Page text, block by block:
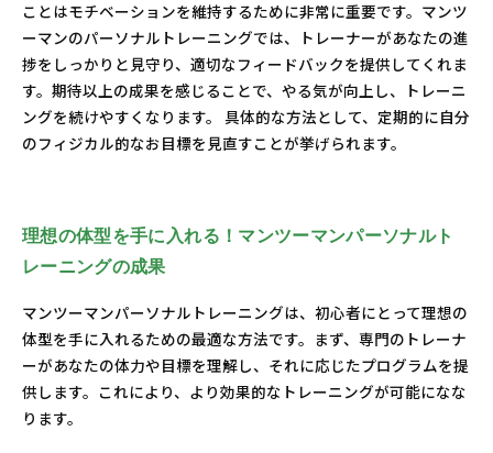
ことはモチベーションを維持するために非常に重要です。マンツ
ーマンのパーソナルトレーニングでは、トレーナーがあなたの進
捗をしっかりと見守り、適切なフィードバックを提供してくれま
す。期待以上の成果を感じることで、やる気が向上し、トレーニ
ングを続けやすくなります。 具体的な方法として、定期的に自分
のフィジカル的なお目標を見直すことが挙げられます。
理想の体型を手に入れる！マンツーマンパーソナルト
レーニングの成果
マンツーマンパーソナルトレーニングは、初心者にとって理想の
体型を手に入れるための最適な方法です。まず、専門のトレーナ
ーがあなたの体力や目標を理解し、それに応じたプログラムを提
供します。これにより、より効果的なトレーニングが可能になな
ります。